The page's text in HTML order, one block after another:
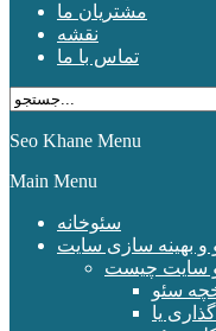
مشتریان ما
نقشه
تماس با ما
Seo Khane Menu
Main Menu
سئوخانه
بهینه سازی سایت
سئو